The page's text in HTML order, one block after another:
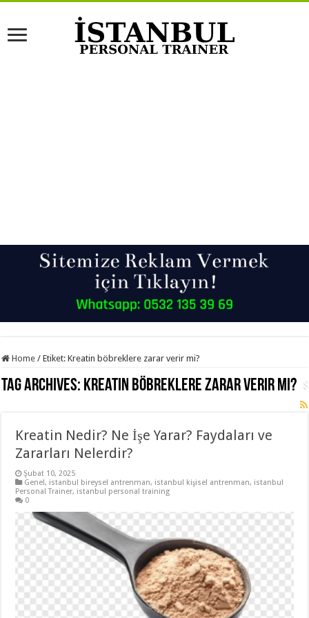
Home / Etiket:Kreatin böbreklere zarar verir mi?
Tag Archives: Kreatin böbreklere zarar verir mi?
Kreatin Nedir? Ne İşe Yarar? Faydaları ve
Zararları Nelerdir?
Şubat 10, 2025
Genel, istanbul bireysel antrenman, istanbul kişisel antrenman, istanbul
Personal Trainer, istanbul personal training
0